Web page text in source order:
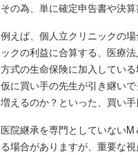
その為、単に確定申告書や決
例えば、個人立クリニックの
ックの利益に合算する、医療
方式の生命保険に加入してい
仮に買い手の先生が引き継い
増えるのか？といった、買い
医院継承を専門としていない
る場合がありますが、重要な